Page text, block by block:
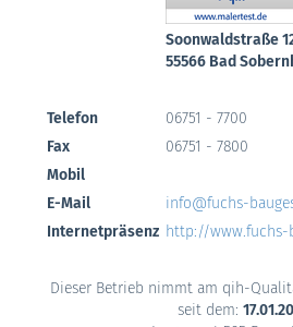
Soonwaldstraße
55566 Bad
Telefon
06751 - 7700
Fax
06751 - 7800
Mobil
E-Mail
info@fuchs-
Internetpräsenz http://www.fuchs-
Dieser Betrieb nimmt am qih-
seit dem: